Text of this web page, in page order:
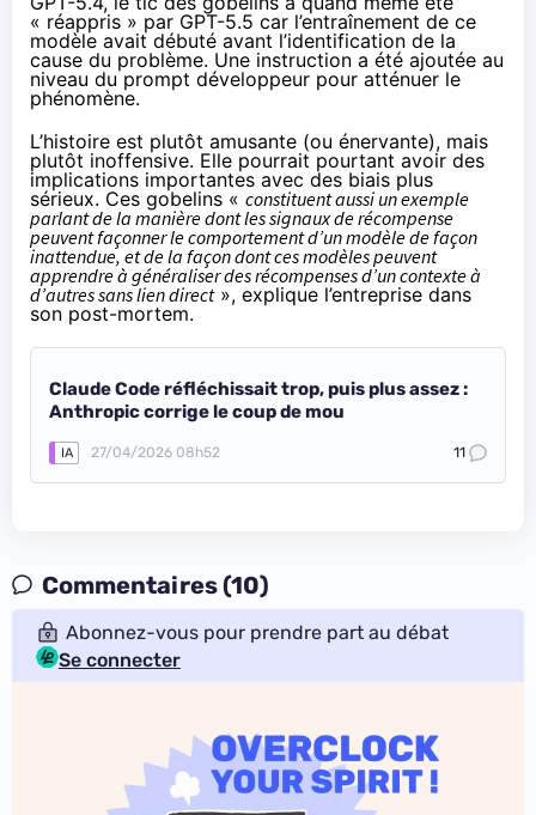
« réappris » par GPT-5.5 car l’entraînement de ce
modèle avait débuté avant l’identification de la
cause du problème. Une instruction a été ajoutée au
niveau du prompt développeur pour atténuer le
phénomène.
L’histoire est plutôt amusante (ou énervante), mais
plutôt inoffensive. Elle pourrait pourtant avoir des
implications importantes avec des biais plus
sérieux. Ces gobelins « constituent aussi un exemple
parlant de la manière dont les signaux de récompense
peuvent façonner le comportement d’un modèle de façon
inattendue, et de la façon dont ces modèles peuvent
apprendre à généraliser des récompenses d’un contexte à
d’autres sans lien direct», explique l’entreprise dans
son post-mortem.
Claude Code réfléchissait trop, puis plus assez :
Anthropic corrige le coup de mou
IA 27/04/2026 08h52 11
Commentaires (10)
Abonnez-vous pour prendre part au débat
Se connecter